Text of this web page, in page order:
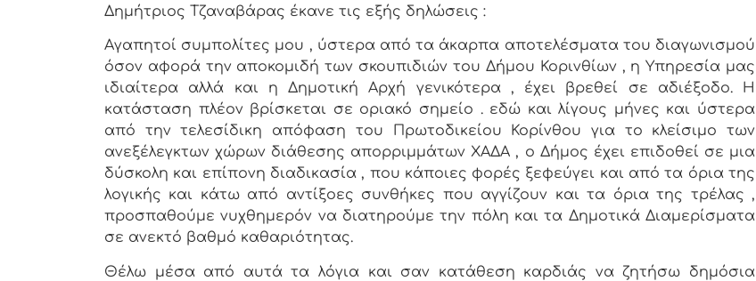
Δημήτριος Τζαναβάρας έκανε τις εξής δηλώσεις :
Αγαπητοί συμπολίτες μου , ύστερα από τα άκαρπα αποτελέσματα του διαγωνισμού
όσον αφορά την αποκομιδή των σκουπιδιών του Δήμου Κορινθίων , η Υπηρεσία μας
ιδιαίτερα αλλά και η Δημοτική Αρχή γενικότερα , έχει βρεθεί σε αδιέξοδο. Η
κατάσταση πλέον βρίσκεται σε οριακό σημείο . εδώ και λίγους μήνες και ύστερα
από την τελεσίδικη απόφαση του Πρωτοδικείου Κορίνθου για το κλείσιμο των
ανεξέλεγκτων χώρων διάθεσης απορριμμάτων ΧΑΔΑ , ο Δήμος έχει επιδοθεί σε μια
δύσκολη και επίπονη διαδικασία , που κάποιες φορές ξεφεύγει και από τα όρια της
λογικής και κάτω από αντίξοες συνθήκες που αγγίζουν και τα όρια της τρέλας ,
προσπαθούμε νυχθημερόν να διατηρούμε την πόλη και τα Δημοτικά Διαμερίσματα
σε ανεκτό βαθμό καθαριότητας.
Θέλω μέσα από αυτά τα λόγια και σαν κατάθεση καρδιάς να ζητήσω δημόσια